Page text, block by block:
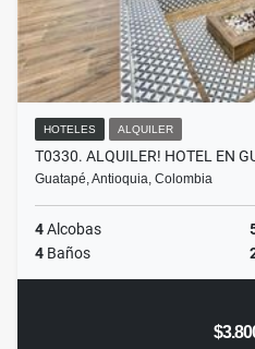
HOTELES ALQUILER
T0330. ALQUILER! HOTEL EN
Guatapé, Antioquia, Colombia
4Alcobas
4 Baños